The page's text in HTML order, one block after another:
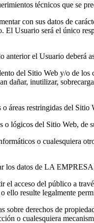
técnicos que se
con sus datos de
El Usuario será el único
anterior el Usuario deberá
del Sitio Web y/o de los
dañar, inutilizar,
áreas restringidas del
o lógicos del Sitio Web, de
o cualesquiera
los datos de LA
acceso del público a
ello resulte legalmente
sobre derechos de
o cualesquiera